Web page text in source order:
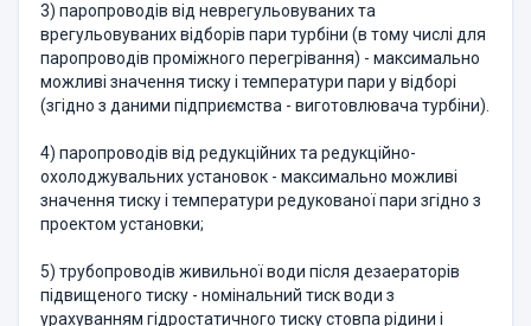
3) паропроводів від неврегульовуваних та
врегульовуваних відборів пари турбіни (в тому числі для
паропроводів проміжного перегрівання) - максимально
можливі значення тиску і температури пари у відборі
(згідно з даними підприємства - виготовлювача турбіни).
4) паропроводів від редукційних та редукційно-
охолоджувальних установок - максимально можливі
значення тиску і температури редукованої пари згідно з
проектом установки;
5) трубопроводів живильної води після дезаераторів
підвищеного тиску - номінальний тиск води з
урахуванням гідростатичного тиску стовпа рідини і